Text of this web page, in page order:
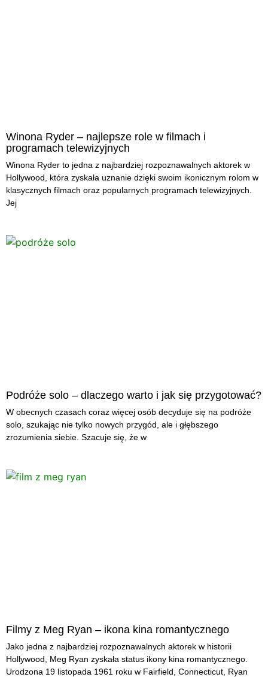
Winona Ryder – najlepsze role w filmach i
programach telewizyjnych
Winona Ryder to jedna z najbardziej rozpoznawalnych aktorek w
Hollywood, która zyskała uznanie dzięki swoim ikonicznym rolom w
klasycznych filmach oraz popularnych programach telewizyjnych.
Jej
Podróże solo – dlaczego warto i jak się przygotować?
W obecnych czasach coraz więcej osób decyduje się na podróże
solo, szukając nie tylko nowych przygód, ale i głębszego
zrozumienia siebie. Szacuje się, że w
Filmy z Meg Ryan – ikona kina romantycznego
Jako jedna z najbardziej rozpoznawalnych aktorek w historii
Hollywood, Meg Ryan zyskała status ikony kina romantycznego.
Urodzona 19 listopada 1961 roku w Fairfield, Connecticut, Ryan